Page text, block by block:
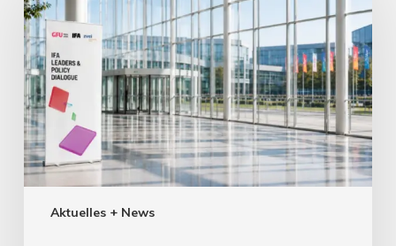
Aktuelles + News